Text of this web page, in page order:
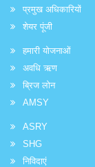
प्रमुख अधिकारियों
शेयर पूंजी
हमारी योजनाओं
अवधि ऋण
ब्रिज लोन
AMSY
ASRY
SHG
निविदाएं